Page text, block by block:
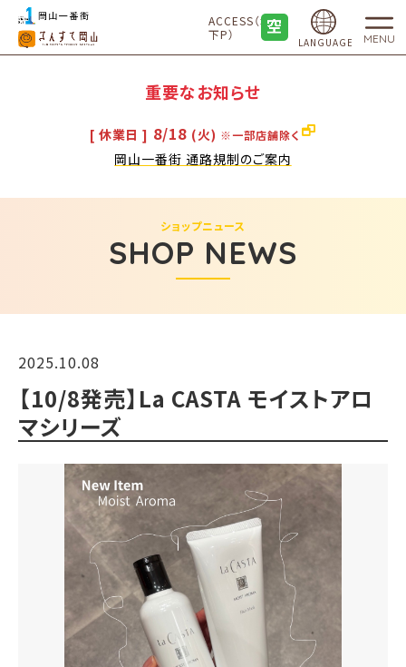
ACCESS（地
下P）
LANGUAGE MENU
重要なお知らせ
[ 休業日 ] 8/18 (火) ※一部店舗除く
岡山一番街 通路規制のご案内
SHOP NEWS
ショップニュース
2025.10.08
【10/8発売】La CASTA モイストアロ
マシリーズ